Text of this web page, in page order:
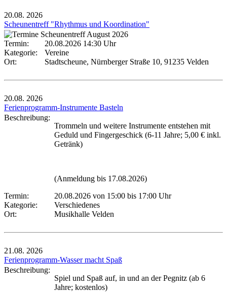
20.08. 2026
Scheunentreff "Rhythmus und Koordination"
Termin:
20.08.2026 14:30 Uhr
Kategorie:
Vereine
Ort:
Stadtscheune, Nürnberger Straße 10, 91235 Velden
20.08. 2026
Ferienprogramm-Instrumente Basteln
Beschreibung:
Trommeln und weitere Instrumente entstehen mit
Geduld und Fingergeschick (6-11 Jahre; 5,00 € inkl.
Getränk)
(Anmeldung bis 17.08.2026)
Termin:
20.08.2026 von 15:00 bis 17:00 Uhr
Kategorie:
Verschiedenes
Ort:
Musikhalle Velden
21.08. 2026
Ferienprogramm-Wasser macht Spaß
Beschreibung:
Spiel und Spaß auf, in und an der Pegnitz (ab 6
Jahre; kostenlos)